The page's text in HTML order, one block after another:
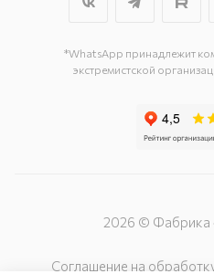
г. Курск, ул.
*WhatsApp принадлежит
экстремистской
2026 © Фабрика
Соглашение на